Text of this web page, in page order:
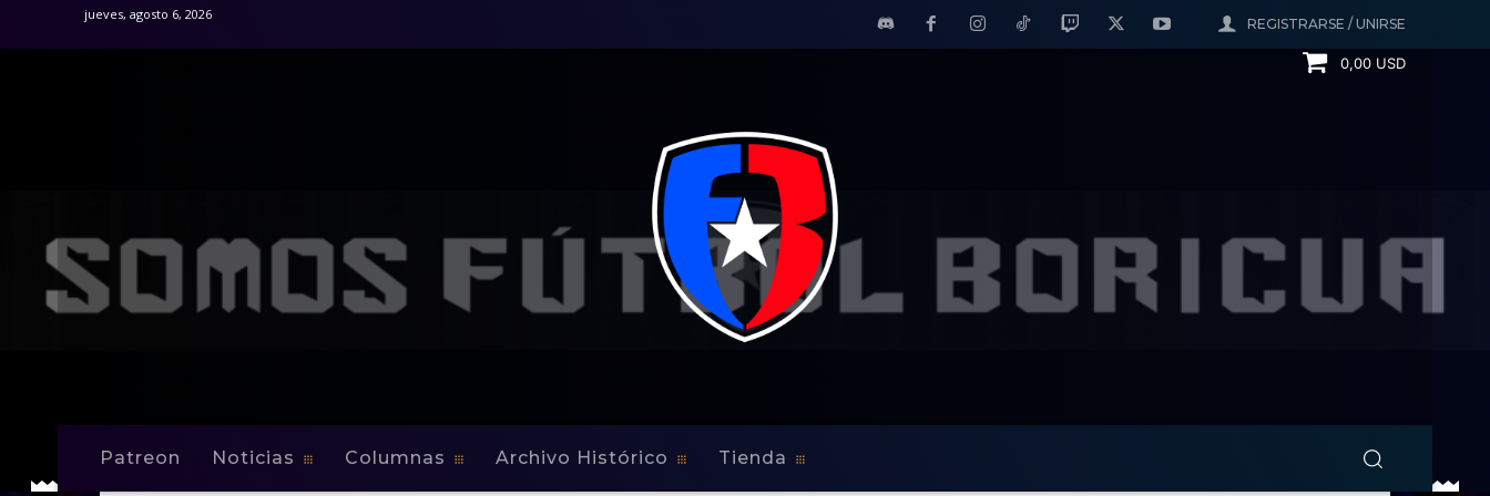
REGISTRARSE / UNIRSE
jueves, agosto 6, 2026
0,00 USD
Patreon Noticias Columnas Archivo Histórico Tienda